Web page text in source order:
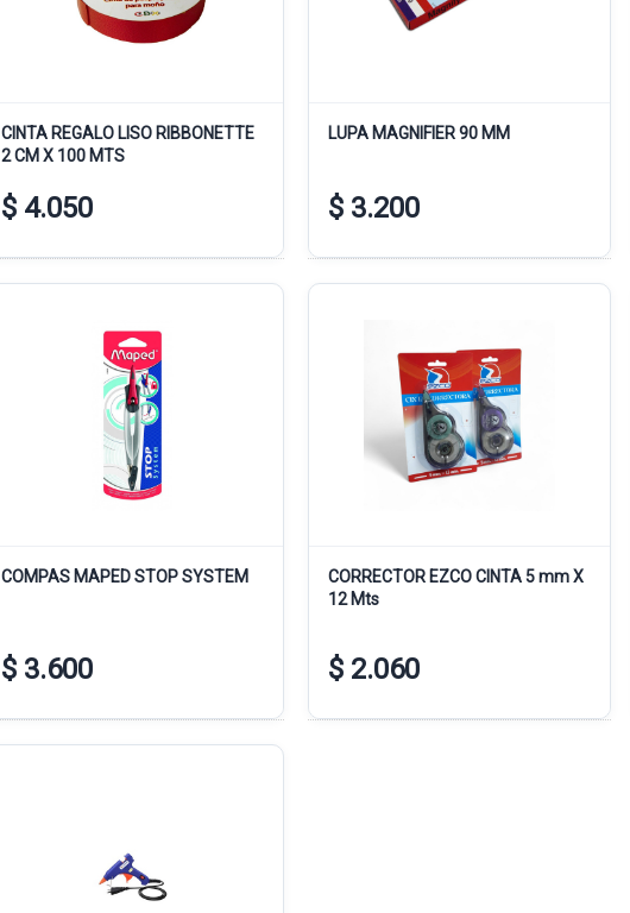
CINTA REGALO LISO RIBBONETTE
2 CM X 100 MTS
$ 4.050
LUPA MAGNIFIER 90 MM
$ 3.200
COMPAS MAPED STOP SYSTEM
$ 3.600
CORRECTOR EZCO CINTA 5 mm X
12 Mts
$ 2.060